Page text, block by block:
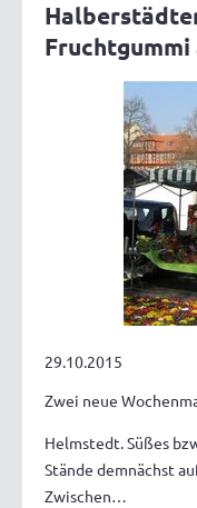
Fruchtgummi
29.10.2015
Zwei neue
Helmstedt. Süßes
Stände demnächst
Zwischen…